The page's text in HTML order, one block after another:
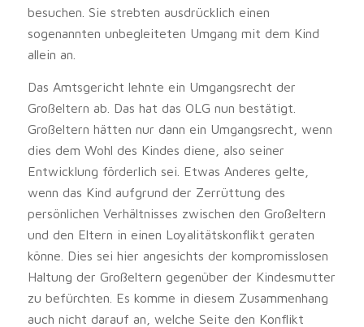
besuchen. Sie strebten ausdrücklich einen
sogenannten unbegleiteten Umgang mit dem Kind
allein an.
Das Amtsgericht lehnte ein Umgangsrecht der
Großeltern ab. Das hat das OLG nun bestätigt.
Großeltern hätten nur dann ein Umgangsrecht, wenn
dies dem Wohl des Kindes diene, also seiner
Entwicklung förderlich sei. Etwas Anderes gelte,
wenn das Kind aufgrund der Zerrüttung des
persönlichen Verhältnisses zwischen den Großeltern
und den Eltern in einen Loyalitätskonflikt geraten
könne. Dies sei hier angesichts der kompromisslosen
Haltung der Großeltern gegenüber der Kindesmutter
zu befürchten. Es komme in diesem Zusammenhang
auch nicht darauf an, welche Seite den Konflikt